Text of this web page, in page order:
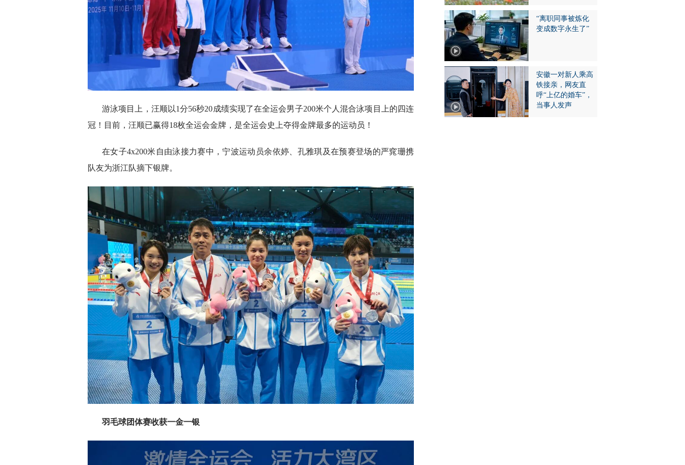
游泳项目上，汪顺以1分56秒20成绩实现了在全运会男子200米个人混合泳项目上的四连
冠！目前，汪顺已赢得18枚全运会金牌，是全运会史上夺得金牌最多的运动员！
在女子4x200米自由泳接力赛中，宁波运动员余依婷、孔雅琪及在预赛登场的严窕珊携
队友为浙江队摘下银牌。
羽毛球团体赛收获一金一银
“离职同事被炼化
变成数字永生了”
安徽一对新人乘高
铁接亲，网友直
呼“上亿的婚车”，
当事人发声